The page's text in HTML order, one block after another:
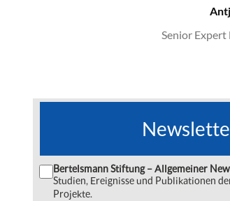
Senior
Bertelsmann Stiftung – Allgemeiner
Studien, Ereignisse und Publikationen
Projekte.